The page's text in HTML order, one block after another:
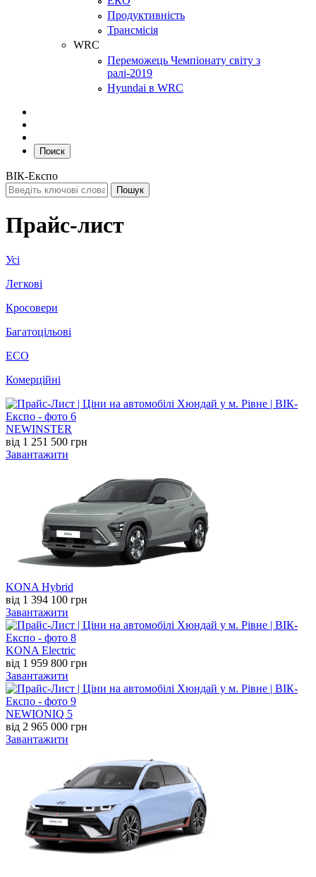
Продуктивність
Трансмісія
WRC
Переможець Чемпіонату світу з
ралі-2019
Hyundai в WRC
Поиск
ВІК-Експо
Прайс-лист
Усі
Легкові
Кросовери
Багатоцільові
ECO
Комерційні
NEWINSTER
від 1 251 500 грн
Завантажити
KONA Hybrid
від 1 394 100 грн
Завантажити
KONA Electric
від 1 959 800 грн
Завантажити
NEWIONIQ 5
від 2 965 000 грн
Завантажити